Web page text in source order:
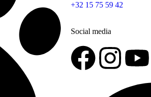
+32 15 75 59 42
Social media